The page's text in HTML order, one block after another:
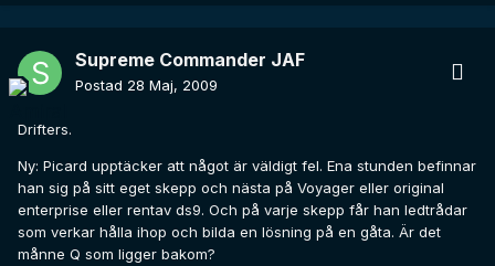
Supreme Commander JAF
Postad 28 Maj, 2009
Drifters.
Ny: Picard upptäcker att något är väldigt fel. Ena stunden befinnar
han sig på sitt eget skepp och nästa på Voyager eller original
enterprise eller rentav ds9. Och på varje skepp får han ledtrådar
som verkar hålla ihop och bilda en lösning på en gåta. Är det
månne Q som ligger bakom?